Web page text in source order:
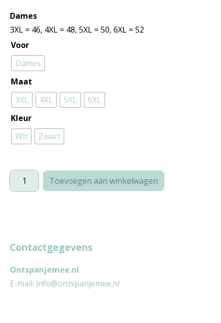
Dames
3XL = 46, 4XL = 48, 5XL = 50, 6XL = 52
Voor
Dames
Maat
3XL
4XL 5XL
6XL
Kleur
Wit
Zwart
Nice
(plussize)
Toevoegen aan winkelwagen
Contactgegevens
Ontspanjemee.nl
E-mail: info@ontspanjemee.nl